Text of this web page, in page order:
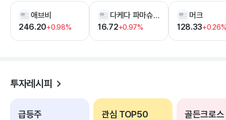
애브비
246.20+0.98%
다케다 파마슈티컬스
16.72+0.97%
머크
128.33
투자레시피
급등주 관심 TOP50 골든크로스